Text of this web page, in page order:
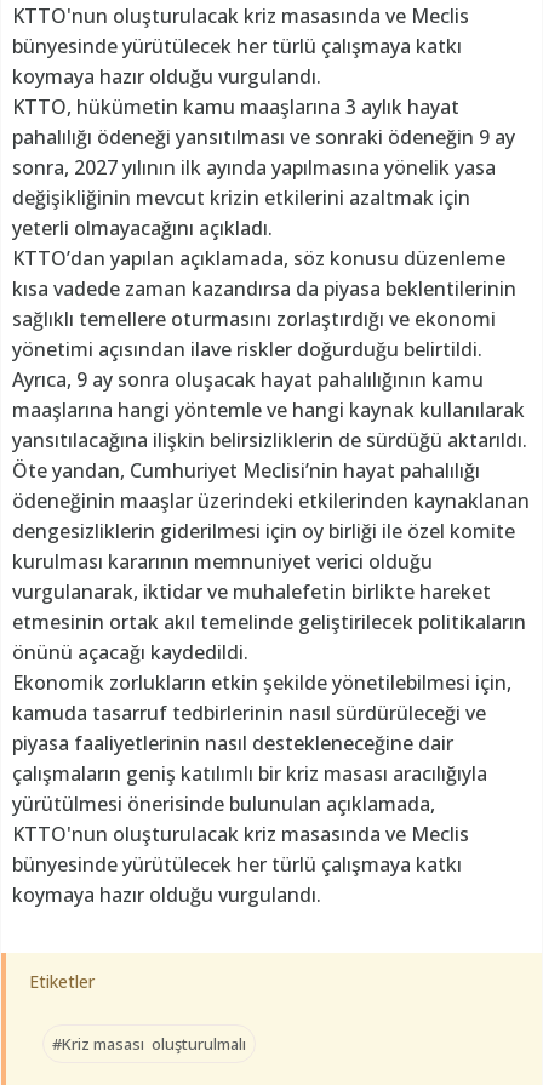
KTTO'nun oluşturulacak kriz masasında ve Meclis
bünyesinde yürütülecek her türlü çalışmaya katkı
koymaya hazır olduğu vurgulandı.
KTTO, hükümetin kamu maaşlarına 3 aylık hayat
pahalılığı ödeneği yansıtılması ve sonraki ödeneğin 9 ay
sonra, 2027 yılının ilk ayında yapılmasına yönelik yasa
değişikliğinin mevcut krizin etkilerini azaltmak için
yeterli olmayacağını açıkladı.
KTTO’dan yapılan açıklamada, söz konusu düzenleme
kısa vadede zaman kazandırsa da piyasa beklentilerinin
sağlıklı temellere oturmasını zorlaştırdığı ve ekonomi
yönetimi açısından ilave riskler doğurduğu belirtildi.
Ayrıca, 9 ay sonra oluşacak hayat pahalılığının kamu
maaşlarına hangi yöntemle ve hangi kaynak kullanılarak
yansıtılacağına ilişkin belirsizliklerin de sürdüğü aktarıldı.
Öte yandan, Cumhuriyet Meclisi’nin hayat pahalılığı
ödeneğinin maaşlar üzerindeki etkilerinden kaynaklanan
dengesizliklerin giderilmesi için oy birliği ile özel komite
kurulması kararının memnuniyet verici olduğu
vurgulanarak, iktidar ve muhalefetin birlikte hareket
etmesinin ortak akıl temelinde geliştirilecek politikaların
önünü açacağı kaydedildi.
Ekonomik zorlukların etkin şekilde yönetilebilmesi için,
kamuda tasarruf tedbirlerinin nasıl sürdürüleceği ve
piyasa faaliyetlerinin nasıl destekleneceğine dair
çalışmaların geniş katılımlı bir kriz masası aracılığıyla
yürütülmesi önerisinde bulunulan açıklamada,
KTTO'nun oluşturulacak kriz masasında ve Meclis
bünyesinde yürütülecek her türlü çalışmaya katkı
koymaya hazır olduğu vurgulandı.
Etiketler
#Kriz masası oluşturulmalı